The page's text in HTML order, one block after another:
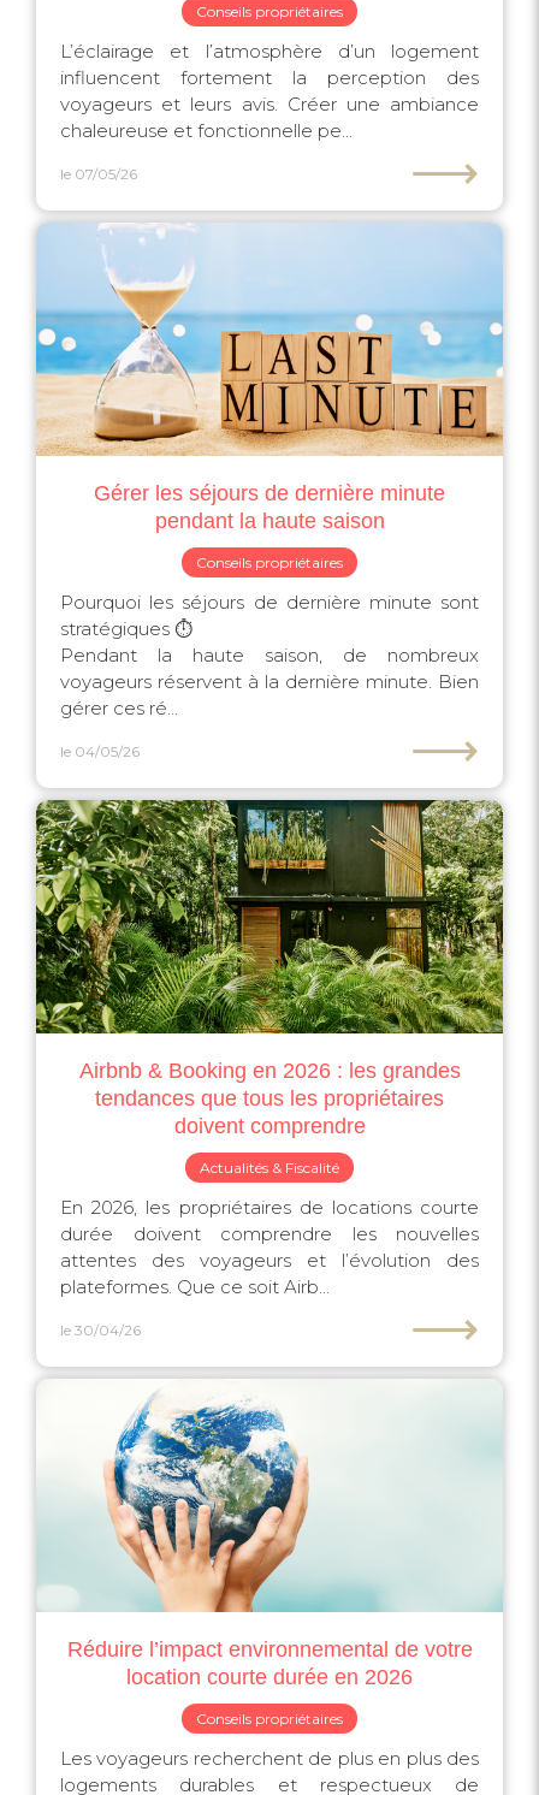
Conseils propriétaires
L’éclairage et l’atmosphère d’un logement
influencent fortement la perception des
voyageurs et leurs avis. Créer une ambiance
chaleureuse et fonctionnelle pe...
le 07/05/26 ⟶
Gérer les séjours de dernière minute
pendant la haute saison
Conseils propriétaires
Pourquoi les séjours de dernière minute sont
stratégiques ⏱️
Pendant la haute saison, de nombreux
voyageurs réservent à la dernière minute. Bien
gérer ces ré...
le 04/05/26 ⟶
Airbnb & Booking en 2026 : les grandes
tendances que tous les propriétaires
doivent comprendre
Actualités & Fiscalité
En 2026, les propriétaires de locations courte
durée doivent comprendre les nouvelles
attentes des voyageurs et l’évolution des
plateformes. Que ce soit Airb...
le 30/04/26 ⟶
Réduire l’impact environnemental de votre
location courte durée en 2026
Conseils propriétaires
Les voyageurs recherchent de plus en plus des
logements durables et respectueux de